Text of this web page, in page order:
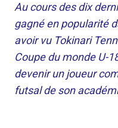
Au cours des dix
gagné en popularité
avoir vu Tokinari
Coupe du monde U-
devenir un joueur
futsal de son